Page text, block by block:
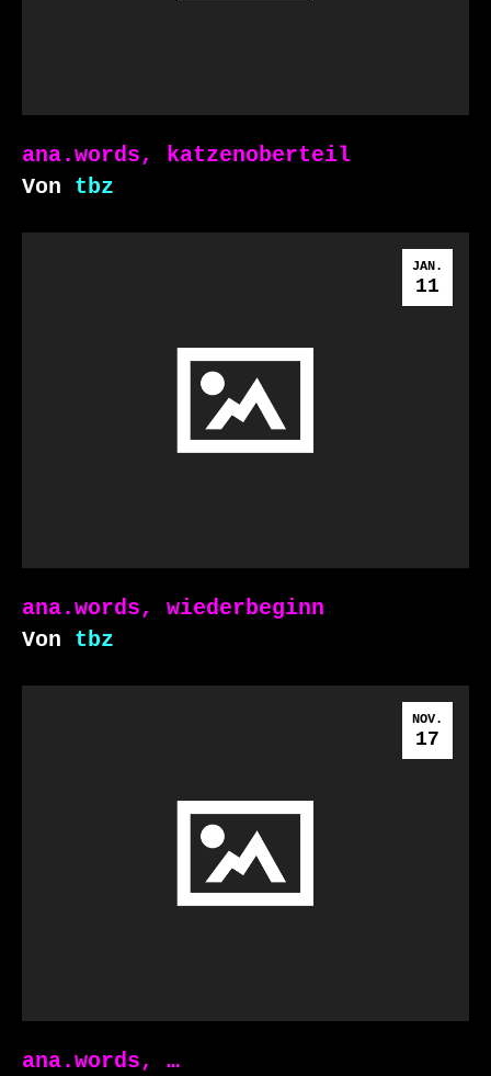
ana.words, katzenoberteil
Von tbz
JAN.
11
ana.words, wiederbeginn
Von tbz
NOV.
17
ana.words, …